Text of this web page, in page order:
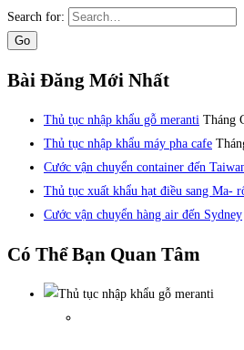
Search for:
Bài Đăng Mới Nhất
Thủ tục nhập khẩu gỗ meranti Tháng
Thủ tục nhập khẩu máy pha cafe
Cước vận chuyển container đến
Thủ tục xuất khẩu hạt điều sang Ma-
Cước vận chuyển hàng air đến Sydney
Có Thể Bạn Quan Tâm